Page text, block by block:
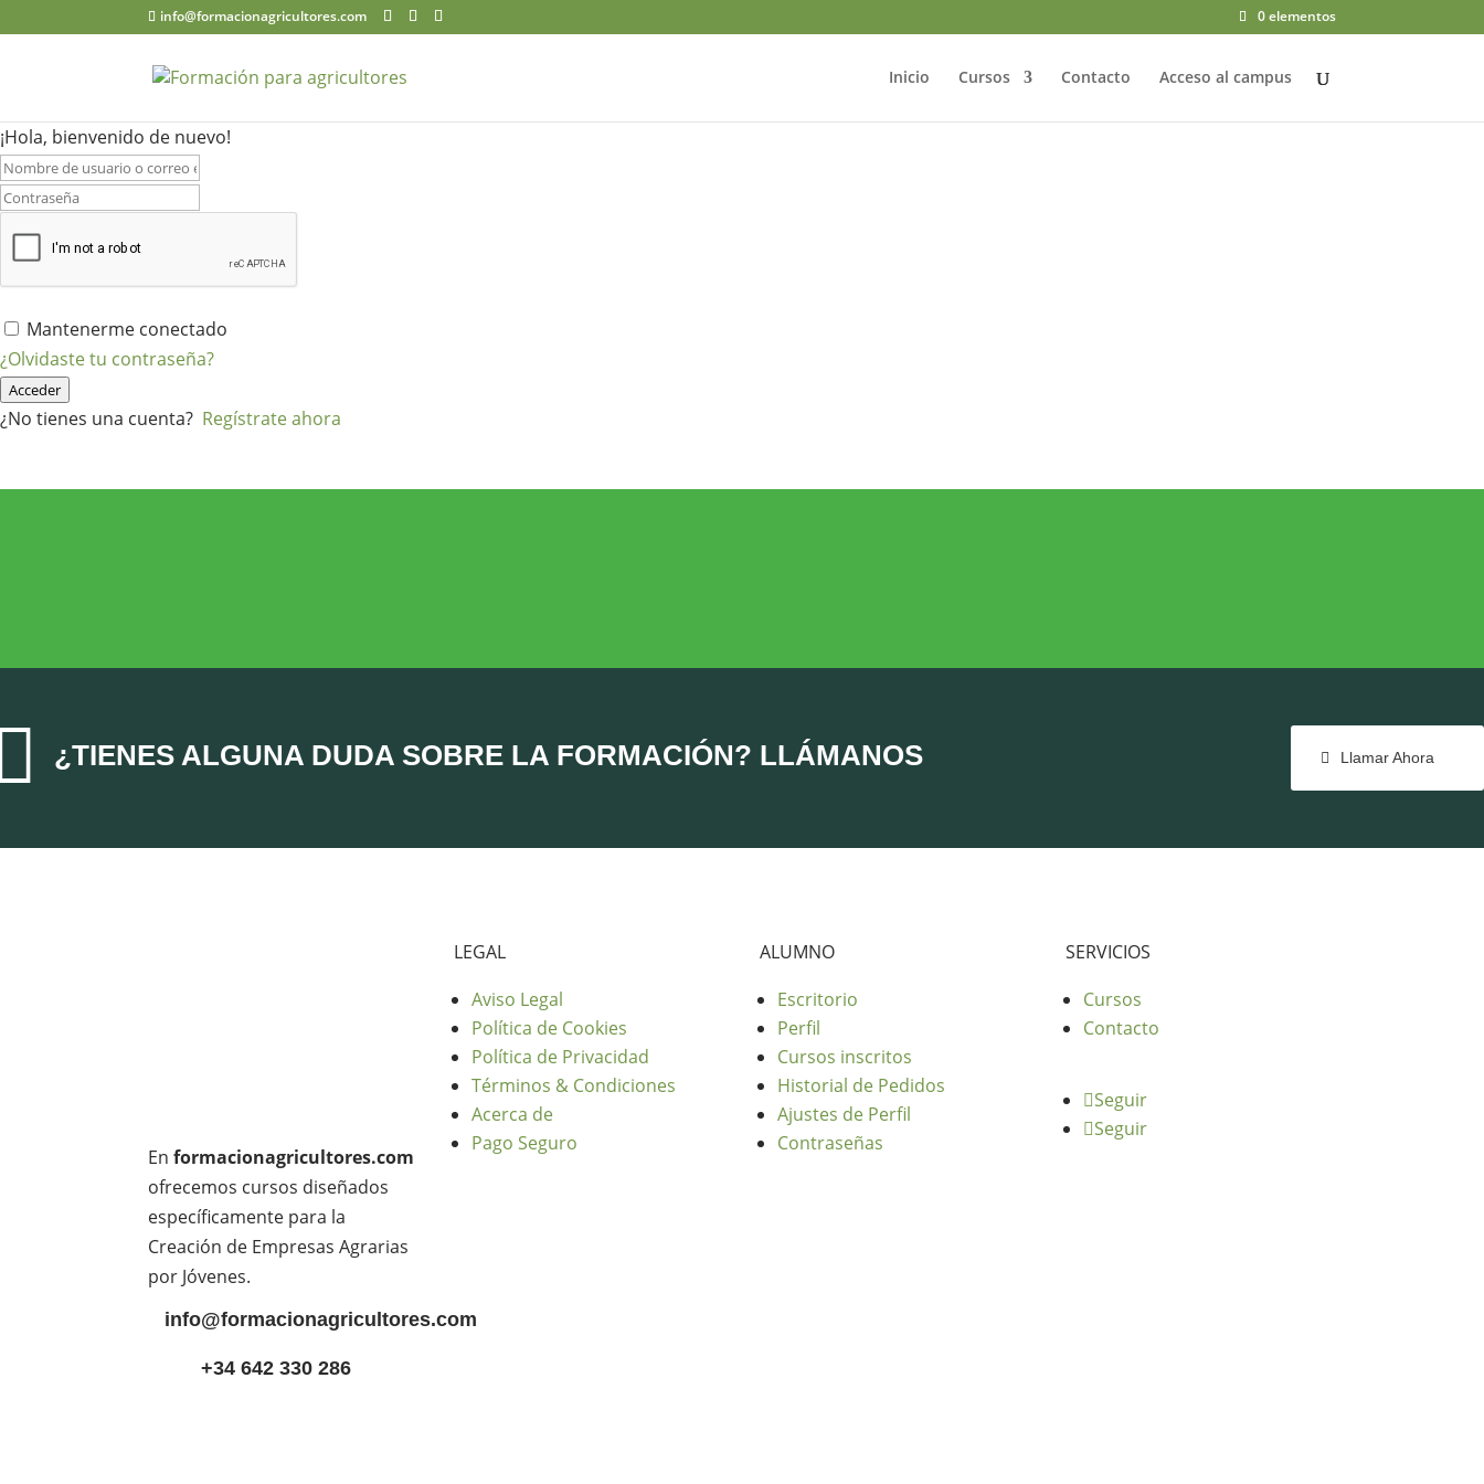
info@formacionagricultores.com 0 elementos
Inicio Cursos Contacto Acceso al campus
¡Hola, bienvenido de nuevo!
Mantenerme conectado
¿Olvidaste tu contraseña?
Acceder
¿No tienes una cuenta? Regístrate ahora
¿TIENES ALGUNA DUDA SOBRE LA FORMACIÓN? LLÁMANOS Llamar Ahora
Enformacionagricultores.com
ofrecemos cursos diseñados
específicamente para la
Creación de Empresas Agrarias
por Jóvenes.
info@formacionagricultores.com
+34 642 330 286
LEGAL
Aviso Legal
Política de Cookies
Política de Privacidad
Términos & Condiciones
Acerca de
Pago Seguro
ALUMNO
Escritorio
Perfil
Cursos inscritos
Historial de Pedidos
Ajustes de Perfil
Contraseñas
SERVICIOS
Cursos
Contacto
Seguir
Seguir